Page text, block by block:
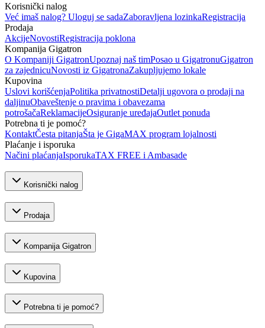
Korisnički nalog
Već imaš nalog? Uloguj se sadaZaboravljena lozinkaRegistracija
Prodaja
AkcijeNovostiRegistracija poklona
Kompanija Gigatron
O Kompaniji GigatronUpoznaj naš timPosao u GigatronuGigatron
za zajednicuNovosti iz GigatronaZakupljujemo lokale
Kupovina
Uslovi korišćenjaPolitika privatnostiDetalji ugovora o prodaji na
daljinuObaveštenje o pravima i obavezama
potrošačaReklamacijeOsiguranje uređajaOutlet ponuda
Potrebna ti je pomoć?
KontaktČesta pitanjaŠta je GigaMAX program lojalnosti
Plaćanje i isporuka
Načini plaćanjaIsporukaTAX FREE i Ambasade
Korisnički nalog
Prodaja
Kompanija Gigatron
Kupovina
Potrebna ti je pomoć?